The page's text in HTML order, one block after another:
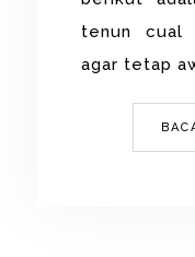
tenun cual
agar tetap